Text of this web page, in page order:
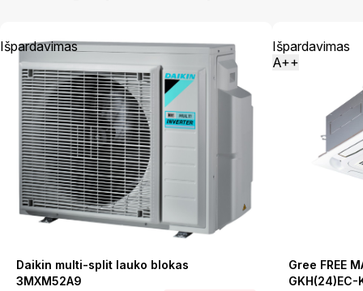
Išpardavimas
Daikin multi-split lauko blokas
3MXM52A9
Išpardavimas
A++
Gree FREE
GKH(24)EC-